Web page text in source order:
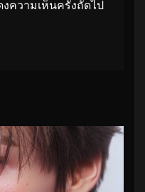
งความเห็นครั้งถัดไป